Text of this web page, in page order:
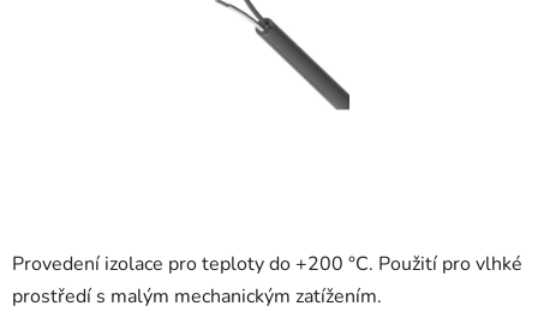
Provedení izolace pro teploty do +200 °C. Použití pro vlhké
prostředí s malým mechanickým zatížením.